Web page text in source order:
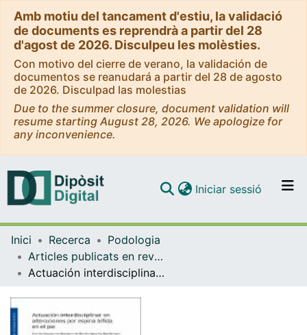
Amb motiu del tancament d'estiu, la validació
de documents es reprendrà a partir del 28
d'agost de 2026. Disculpeu les molèsties.
Con motivo del cierre de verano, la validación de
documentos se reanudará a partir del 28 de agosto
de 2026. Disculpad las molestias
Due to the summer closure, document validation will
resume starting August 28, 2026. We apologize for
any inconvenience.
Navega per tot el DD
Iniciar sessió (current)
Inici Recerca
Podologia
Articles publicats en revistes (Podologia)
Actuación interdisciplinar en alteraciones por espina bífida en el pie